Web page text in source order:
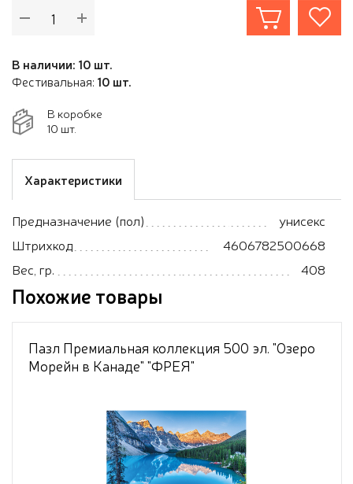
В наличии: 10 шт.
Фестивальная: 10 шт.
В коробке
10 шт.
Характеристики
Предназначение (пол)
унисекс
Штрихкод
4606782500668
Вес, гр.
408
Похожие товары
Пазл Премиальная коллекция 500 эл. "Озеро
Морейн в Канаде" "ФРЕЯ"